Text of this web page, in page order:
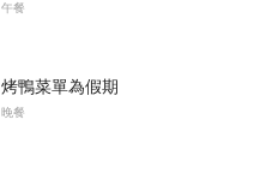
午餐
烤鴨菜單為假期
晚餐